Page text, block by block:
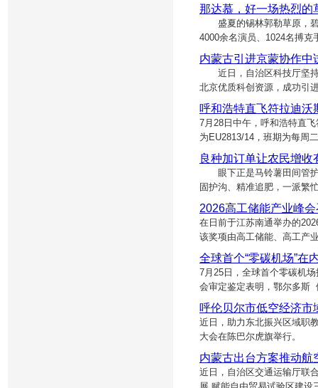
那达慕，好一场热烈的
盛夏的锡林郭勒草原，碧
4000余名演员、1024名搏
内蒙古引进京蒙协作中
近日，自治区科技厅坚持“
北京优质科创资源，成功引
呼和浩特直飞符拉迪
7月28日中午，呼和浩特直
为EU2813/14，班期为每周
良种加订单让农民增收
眼下正是马铃薯田间管护
固护沟、精准追肥，一派
2026高工储能产业峰
在日前于江苏南通举办的
该奖项由高工储能、高工产
全球首个“零碳机场”在
7月25日，全球首个零碳机
会审定鉴定表明，鄂尔多斯
呼伦贝尔市低空经济市
近日，助力东北振兴区域职
大会在陈巴尔虎旗举行。
内蒙古出台方案推动航
近日，自治区交通运输厅联